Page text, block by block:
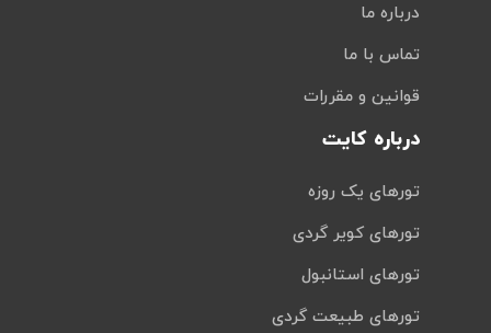
درباره ما
تماس با ما
قوانین و مقررات
درباره کایت
تورهای یک روزه
تورهای کویر گردی
تورهای استانبول
تورهای طبیعت گردی